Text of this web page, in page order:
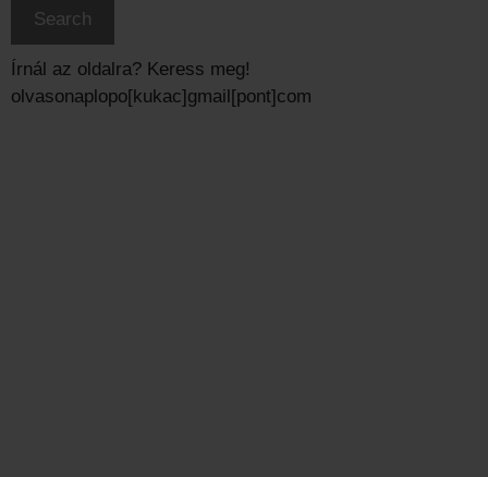
Írnál az oldalra? Keress meg!
olvasonaplopo[kukac]gmail[pont]com